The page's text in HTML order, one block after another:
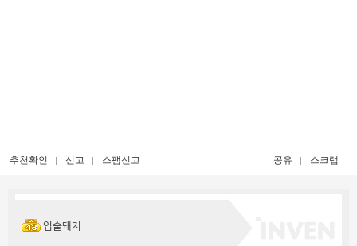
추천확인 신고 스팸신고 공유 스크랩
입술돼지